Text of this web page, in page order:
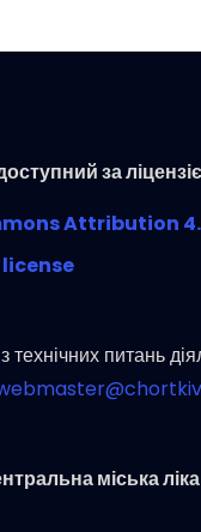
за
Attribution
питань
міська